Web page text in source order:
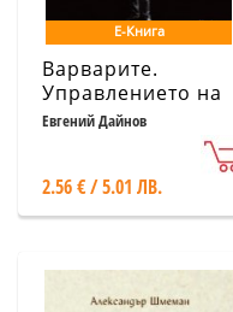
Е-Книга
Варварите.
Управлението на
ГЕРБ (2009-2013)
Евгений Дайнов
2.56 € / 5.01 ЛВ.